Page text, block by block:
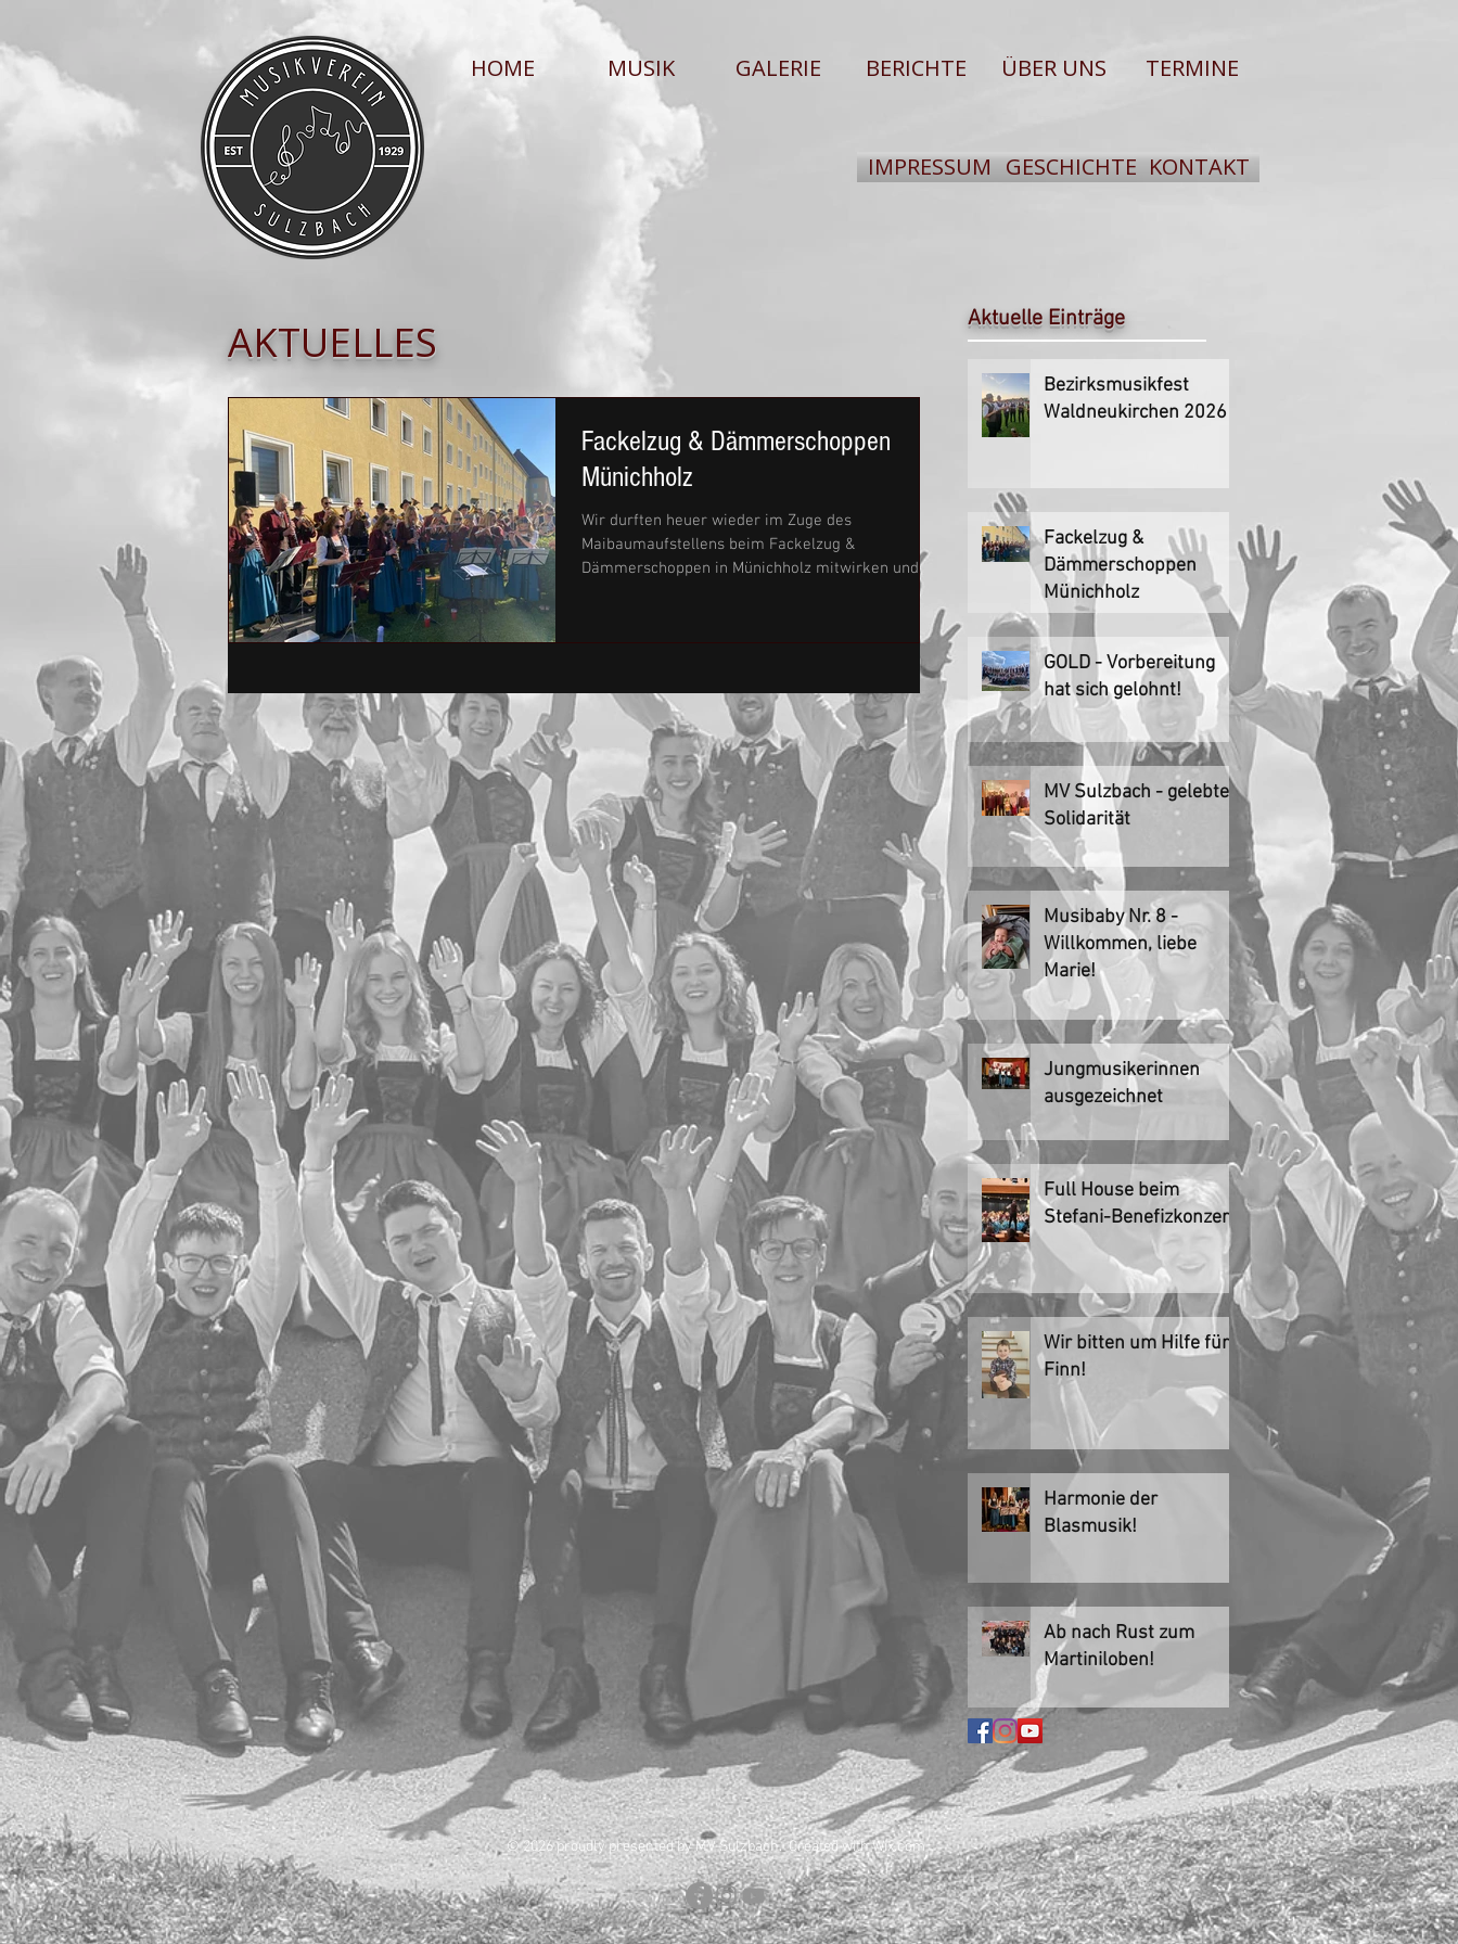
HOME MUSIK GALERIE BERICHTE ÜBER UNS TERMINE
IMPRESSUM GESCHICHTE KONTAKT
AKTUELLES
Fackelzug & Dämmerschoppen
Münichholz
Wir durften heuer wieder im Zuge des
Maibaumaufstellens beim Fackelzug &
Dämmerschoppen in Münichholz mitwirken und für
die musikalische Umrahmung sorgen. Mit einem
gemütliche Beisammensein begleitet und für die
entstand eine gesellige Stimmung. Als es langsam
dunkel wurde, folgte mit dem Fackelzug ein
besonderes Highlight des Abends. Gemeinsam
Aktuelle Einträge
Bezirksmusikfest
Waldneukirchen 2026
Fackelzug &
Dämmerschoppen
Münichholz
GOLD - Vorbereitung
hat sich gelohnt!
MV Sulzbach - gelebte
Solidarität
Musibaby Nr. 8 -
Willkommen, liebe
Marie!
Jungmusikerinnen
ausgezeichnet
Full House beim
Stefani-Benefizkonzert
Wir bitten um Hilfe für
Finn!
Harmonie der
Blasmusik!
Ab nach Rust zum
Martiniloben!
© 2026 proudly presented by MV Sulzbach. Created withWix.com